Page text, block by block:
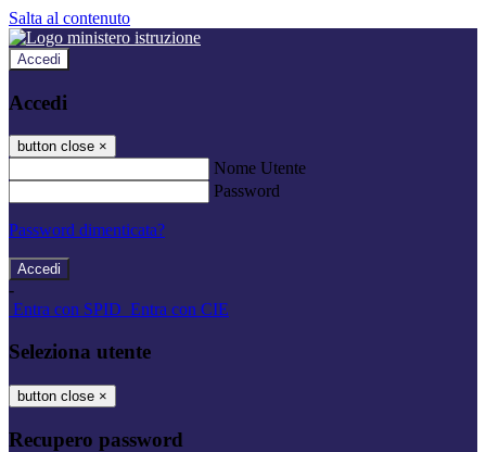
Salta al contenuto
Accedi
Accedi
button close ×
Nome Utente
Password
Password dimenticata?
-
Entra con SPID Entra con CIE
Seleziona utente
button close ×
Recupero password